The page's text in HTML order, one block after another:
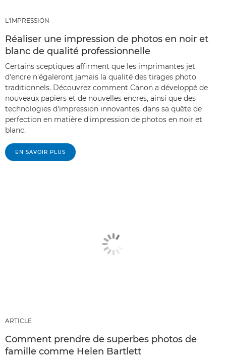
L'IMPRESSION
Réaliser une impression de photos en noir et
blanc de qualité professionnelle
Certains sceptiques affirment que les imprimantes jet
d'encre n'égaleront jamais la qualité des tirages photo
traditionnels. Découvrez comment Canon a développé de
nouveaux papiers et de nouvelles encres, ainsi que des
technologies d'impression innovantes, dans sa quête de
perfection en matière d'impression de photos en noir et
blanc.
EN SAVOIR PLUS
ARTICLE
Comment prendre de superbes photos de
famille comme Helen Bartlett